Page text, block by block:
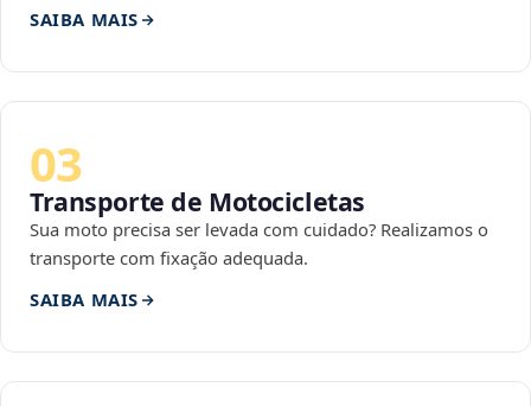
SAIBA MAIS
03
Transporte de Motocicletas
Sua moto precisa ser levada com cuidado? Realizamos o
transporte com fixação adequada.
SAIBA MAIS